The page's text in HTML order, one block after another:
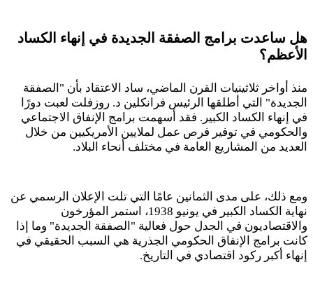
هل ساعدت برامج الصفقة الجديدة في إنهاء الكساد
الأعظم؟
منذ أواخر ثلاثينيات القرن الماضي، ساد الاعتقاد بأن "الصفقة
الجديدة" التي أطلقها الرئيس فرانكلين د. روزفلت لعبت دورًا
في إنهاء الكساد الكبير. فقد أسهمت برامج الإنفاق الاجتماعي
والحكومي في توفير فرص عمل لملايين الأمريكيين من خلال
العديد من المشاريع العامة في مختلف أنحاء البلاد.
ومع ذلك، على مدى الثمانين عامًا التي تلت الإعلان الرسمي عن
نهاية الكساد الكبير في يونيو 1938، استمر المؤرخون
والاقتصاديون في الجدل حول فعالية "الصفقة الجديدة" وما إذا
كانت برامج الإنفاق الحكومي الجذرية هي السبب الحقيقي في
إنهاء أكبر ركود اقتصادي في التاريخ.